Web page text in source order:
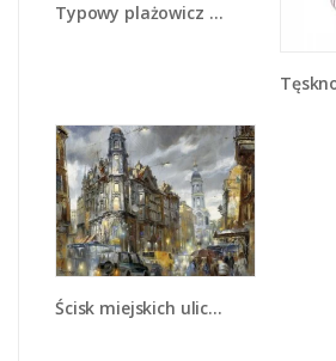
Typowy plażowicz z dodatkiem - GR100
Tęsknota
Ścisk miejskich uliczek - GR233